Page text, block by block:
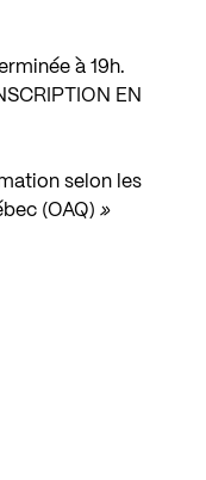
à 19h.
EN
selon les
(OAQ) »